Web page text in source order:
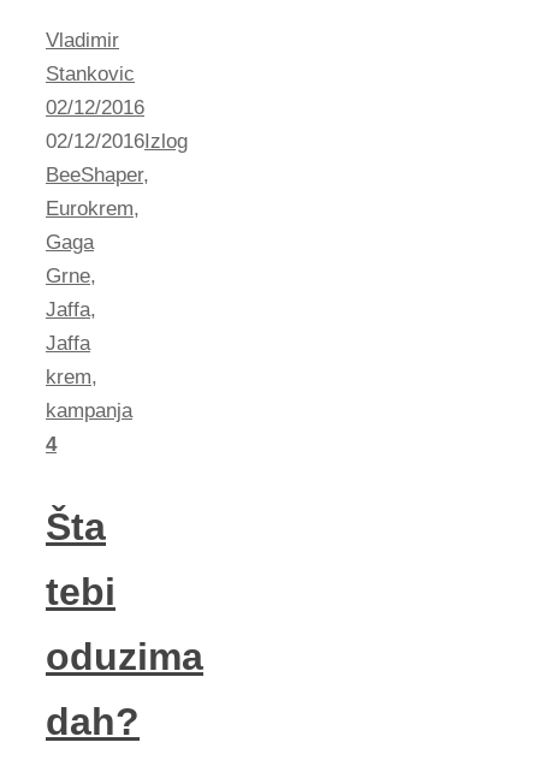
Vladimir
Stankovic
02/12/2016
02/12/2016Izlog
BeeShaper,
Eurokrem,
Gaga
Grne,
Jaffa,
Jaffa
krem,
kampanja
4
Šta
tebi
oduzima
dah?